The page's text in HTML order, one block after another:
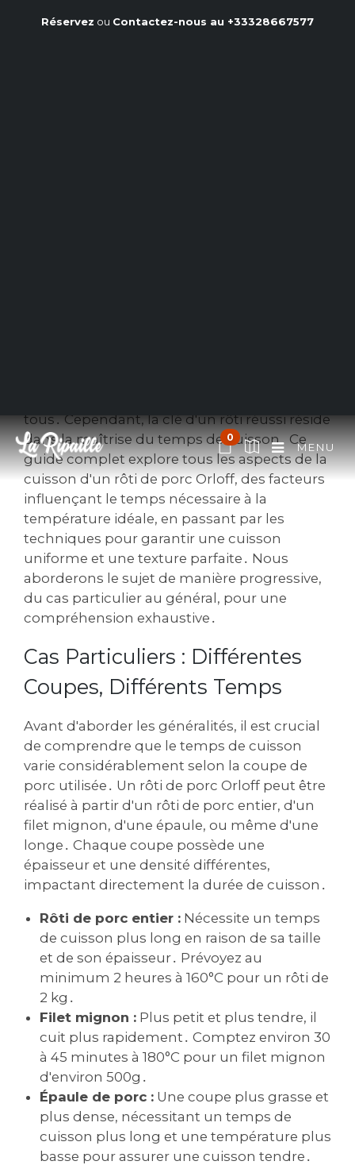
Réservez ou Contactez-nous au +33328667577
0
MENU
tous․ Cependant, la clé d'un rôti réussi réside
dans la maîtrise du temps de cuisson․ Ce
guide complet explore tous les aspects de la
cuisson d'un rôti de porc Orloff, des facteurs
influençant le temps nécessaire à la
température idéale, en passant par les
techniques pour garantir une cuisson
uniforme et une texture parfaite․ Nous
aborderons le sujet de manière progressive,
du cas particulier au général, pour une
compréhension exhaustive․
Cas Particuliers : Différentes
Coupes, Différents Temps
Avant d'aborder les généralités, il est crucial
de comprendre que le temps de cuisson
varie considérablement selon la coupe de
porc utilisée․ Un rôti de porc Orloff peut être
réalisé à partir d'un rôti de porc entier, d'un
filet mignon, d'une épaule, ou même d'une
longe․ Chaque coupe possède une
épaisseur et une densité différentes,
impactant directement la durée de cuisson․
Rôti de porc entier : Nécessite un temps
de cuisson plus long en raison de sa taille
et de son épaisseur․ Prévoyez au
minimum 2 heures à 160°C pour un rôti de
2 kg․
Filet mignon : Plus petit et plus tendre, il
cuit plus rapidement․ Comptez environ 30
à 45 minutes à 180°C pour un filet mignon
d'environ 500g․
Épaule de porc : Une coupe plus grasse et
plus dense, nécessitant un temps de
cuisson plus long et une température plus
basse pour assurer une cuisson tendre․